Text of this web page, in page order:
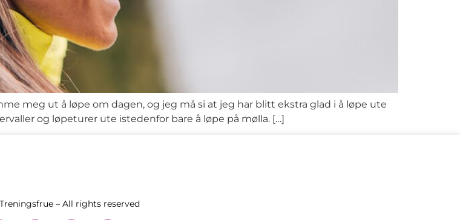
meg ut å løpe om dagen, og jeg må si at jeg har blitt ekstra glad i å løpe ute
og løpeturer ute istedenfor bare å løpe på mølla. […]
– All rights reserved